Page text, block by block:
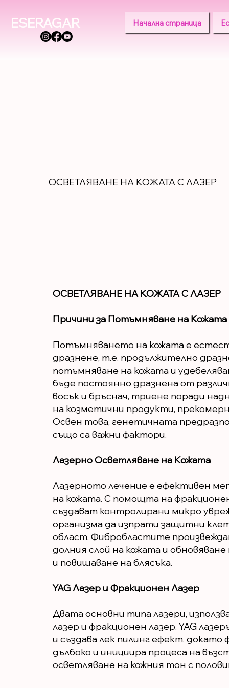
ESERAGAR Начална страница
ОСВЕТЛЯВАНЕ НА КОЖАТА С ЛАЗЕР
ОСВЕТЛЯВАНЕ НА КОЖАТА С ЛАЗЕР
Причини за Потъмняване на Кожата
Потъмняването на кожата е
дразнене, т.е. продължително
потъмняване на кожата и
бъде постоянно дразнена от
восък и бръснач, триене поради
на козметични продукти,
Освен това, генетичната
също са важни фактори.
Лазерно Осветляване на Кожата
Лазерното лечение е ефективен
на кожата. С помощта на
създават контролирани микро
организма да изпрати защитни
област. Фибробластите
долния слой на кожата и
и повишаване на блясъка.
YAG Лазер и Фракционен Лазер
Двата основни типа лазери,
лазер и фракционен лазер. YAG
и създава лек пилинг ефект,
дълбоко и инициира процеса на
осветляване на кожния тон с